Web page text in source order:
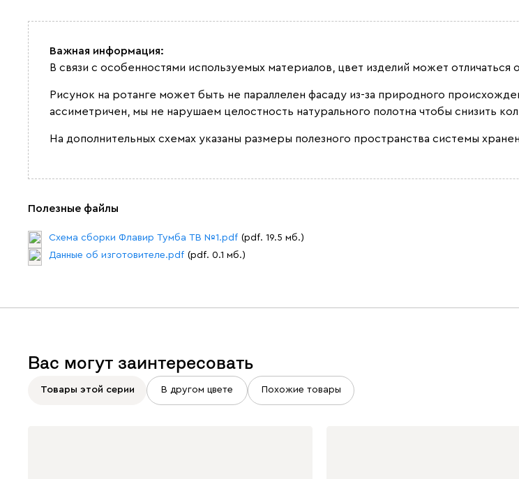
Важная информация:
В связи с особенностями используемых материалов, цвет изделий может отличаться
Рисунок на ротанге может быть не параллелен фасаду из-за природного
ассиметричен, мы не нарушаем целостность натурального полотна чтобы снизить
На дополнительных схемах указаны размеры полезного пространства системы
Полезные файлы
Схема сборки Флавир Тумба ТВ №1.pdf (pdf. 19.5 мб.)
Данные об изготовителе.pdf (pdf. 0.1 мб.)
Вас могут заинтересовать
Товары этой серии В другом цвете Похожие товары